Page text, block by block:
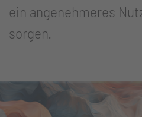
ein angenehmeres
sorgen.